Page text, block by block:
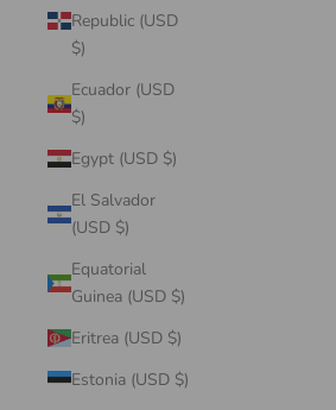
Republic (USD
$)
Ecuador (USD
$)
Egypt (USD $)
El Salvador
(USD $)
Equatorial
Guinea (USD $)
Eritrea (USD $)
Estonia (USD $)